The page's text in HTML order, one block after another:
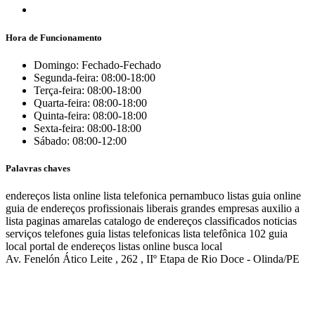
Hora de Funcionamento
Domingo: Fechado-Fechado
Segunda-feira: 08:00-18:00
Terça-feira: 08:00-18:00
Quarta-feira: 08:00-18:00
Quinta-feira: 08:00-18:00
Sexta-feira: 08:00-18:00
Sábado: 08:00-12:00
Palavras chaves
endereços lista online lista telefonica pernambuco listas guia online
guia de endereços profissionais liberais grandes empresas auxilio a
lista paginas amarelas catalogo de endereços classificados noticias
serviços telefones guia listas telefonicas lista telefônica 102 guia
local portal de endereços listas online busca local
Av. Fenelón Ático Leite , 262 , IIº Etapa de Rio Doce - Olinda/PE